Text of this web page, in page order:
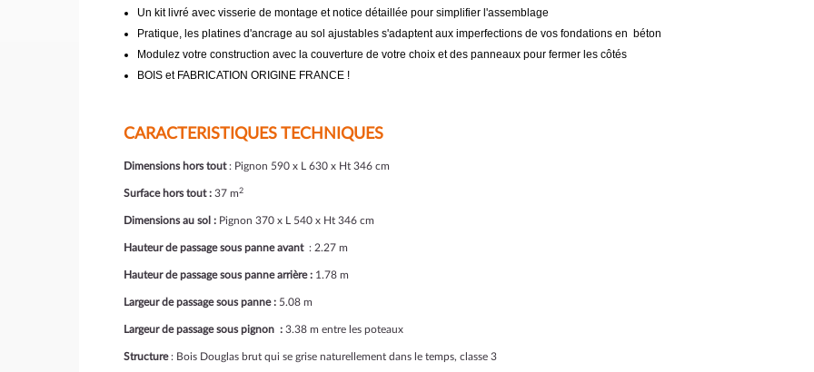
Un kit livré avec visserie de montage et notice détaillée pour simplifier l'assemblage
Pratique, les platines d'ancrage au sol ajustables s'adaptent aux imperfections de vos fondations en béton
Modulez votre construction avec la couverture de votre choix et des panneaux pour fermer les côtés
BOIS et FABRICATION ORIGINE FRANCE !
CARACTERISTIQUES TECHNIQUES
Dimensions hors tout: Pignon 590 x L 630 x Ht 346 cm
Surface hors tout : 37 m2
Dimensions au sol : Pignon 370 x L 540 x Ht 346 cm
Hauteur de passage sous panne avant : 2.27 m
Hauteur de passage sous panne arrière : 1.78 m
Largeur de passage sous panne : 5.08 m
Largeur de passage sous pignon : 3.38 m entre les poteaux
Structure: Bois Douglas brut qui se grise naturellement dans le temps, classe 3